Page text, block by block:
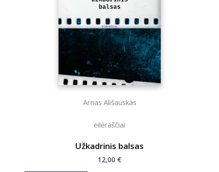
Arnas Ališauskas
eilėraščiai
Užkadrinis balsas
12,00 €